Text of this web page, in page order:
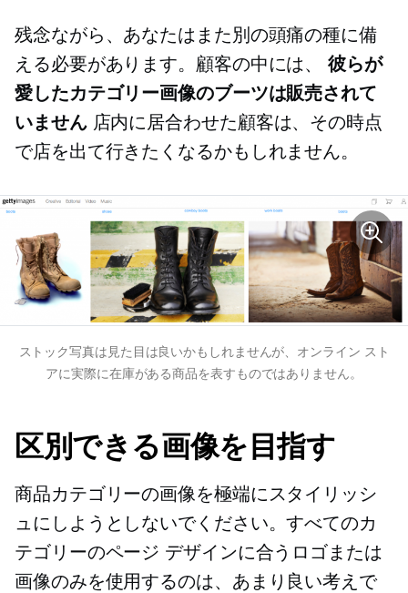
残念ながら、あなたはまた別の頭痛の種に備
える必要があります。顧客の中には、彼らが
愛したカテゴリー画像のブーツは販売されて
いません店内に居合わせた顧客は、その時点
で店を出て行きたくなるかもしれません。
ストック写真は見た目は良いかもしれませんが、オンライン スト
アに実際に在庫がある商品を表すものではありません。
区別できる画像を目指す
商品カテゴリーの画像を極端にスタイリッシ
ュにしようとしないでください。すべてのカ
テゴリーのページ デザインに合うロゴまたは
画像のみを使用するのは、あまり良い考えで